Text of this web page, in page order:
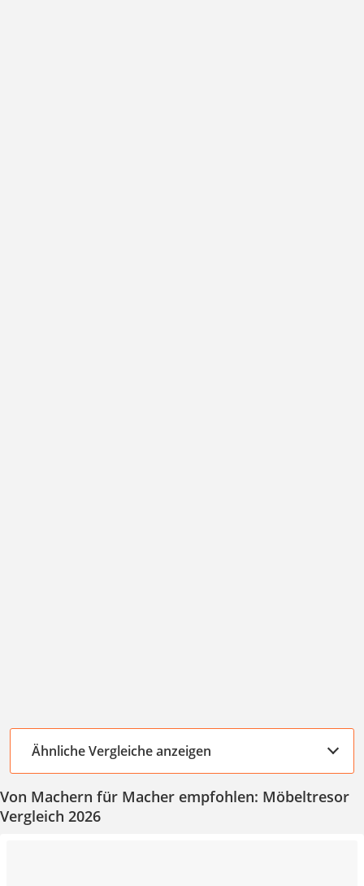
Ähnliche Vergleiche anzeigen
Von Machern für Macher empfohlen: Möbeltresor
Vergleich 2026